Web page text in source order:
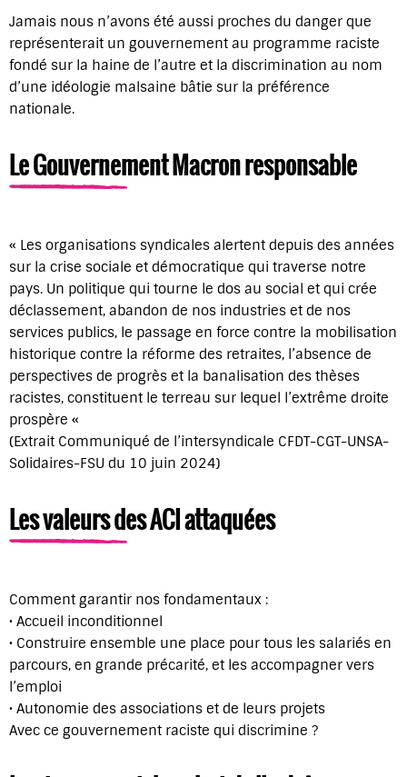
Jamais nous n’avons été aussi proches du danger que
représenterait un gouvernement au programme raciste
fondé sur la haine de l’autre et la discrimination au nom
d’une idéologie malsaine bâtie sur la préférence
nationale.
Le Gouvernement Macron responsable
« Les organisations syndicales alertent depuis des années
sur la crise sociale et démocratique qui traverse notre
pays. Un politique qui tourne le dos au social et qui crée
déclassement, abandon de nos industries et de nos
services publics, le passage en force contre la mobilisation
historique contre la réforme des retraites, l’absence de
perspectives de progrès et la banalisation des thèses
racistes, constituent le terreau sur lequel l’extrême droite
prospère «
(Extrait Communiqué de l’intersyndicale CFDT-CGT-UNSA-
Solidaires-FSU du 10 juin 2024)
Les valeurs des ACI attaquées
Comment garantir nos fondamentaux :
• Accueil inconditionnel
• Construire ensemble une place pour tous les salariés en
parcours, en grande précarité, et les accompagner vers
l’emploi
• Autonomie des associations et de leurs projets
Avec ce gouvernement raciste qui discrimine ?